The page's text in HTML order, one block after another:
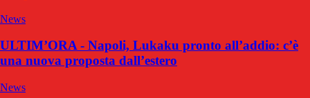
News
ULTIM’ORA - Napoli, Lukaku pronto all’addio: c’è
una nuova proposta dall’estero
News